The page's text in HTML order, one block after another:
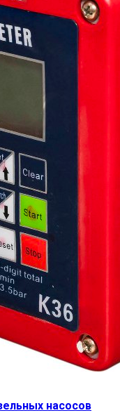
насосов